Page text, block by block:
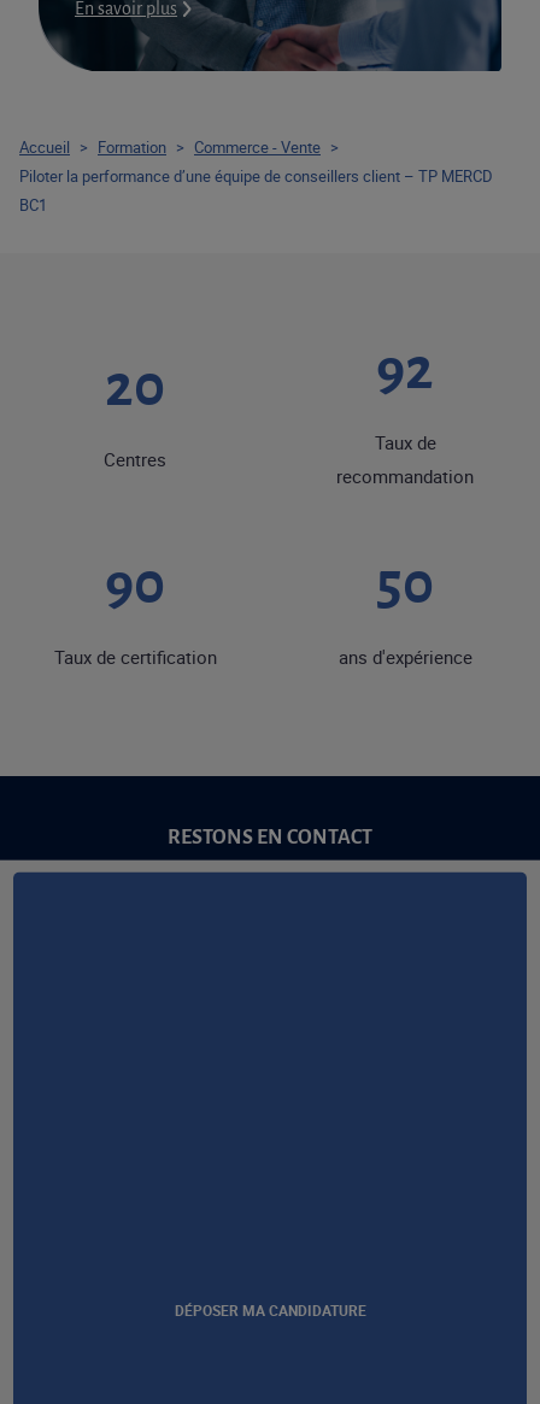
En savoir plus
DÉPOSER MA CANDIDATURE
20
Centres
92
Taux de
recommandation
90
Taux de certification
50
ans d'expérience
RESTONS EN CONTACT
Accueil > Formation > Commerce - Vente >
Piloter la performance d’une équipe de conseillers client – TP MERCD
BC1